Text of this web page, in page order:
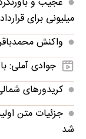
میلیونی برای قرارداد ۱۰۰ میلیاردی!
واکنش
جوادی آملی:
کریدورهای
جزئیات متن
شد